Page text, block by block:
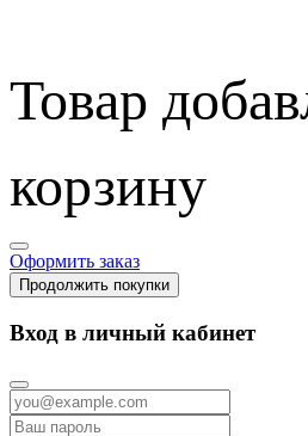
Товар
корзину
Оформить заказ
Продолжить покупки
Вход в личный кабинет